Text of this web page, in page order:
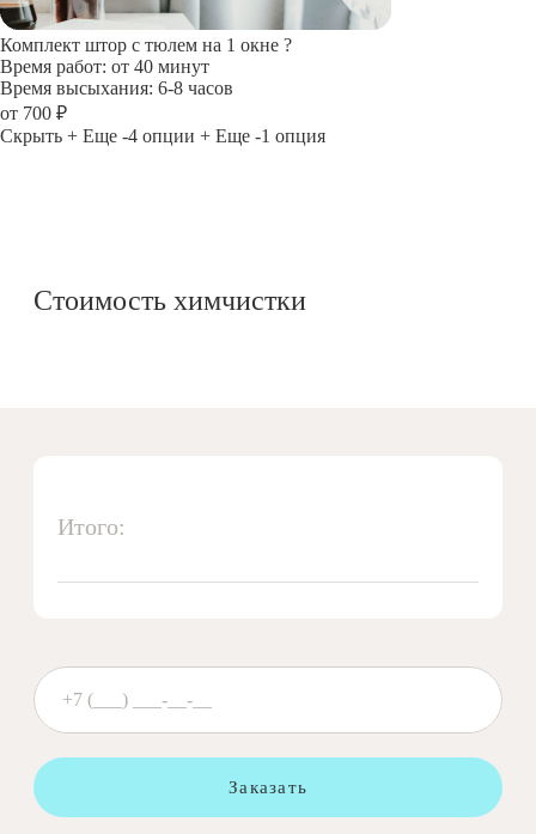
Комплект штор с тюлем на 1 окне ?
Время работ: от 40 минут
Время высыхания: 6-8 часов
от 700 ₽
Скрыть + Еще -4 опции + Еще -1 опция
Стоимость химчистки
Итого:
Заказать